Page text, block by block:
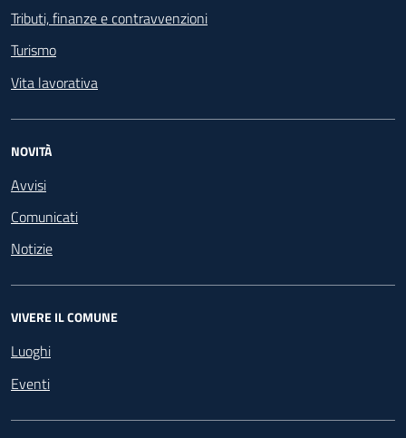
Tributi, finanze e contravvenzioni
Turismo
Vita lavorativa
NOVITÀ
Avvisi
Comunicati
Notizie
VIVERE IL COMUNE
Luoghi
Eventi